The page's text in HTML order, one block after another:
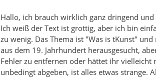
Hallo, ich brauch wirklich ganz dringend
Ich weiß der Text ist grottig, aber ich bin
zu wenig. Das Thema ist "Was is tKunst"
aus dem 19. Jahrhundert herausgesucht,
Fehler zu entfernen oder hättet ihr vielleicht
unbedingt abgeben, ist alles etwas strange.